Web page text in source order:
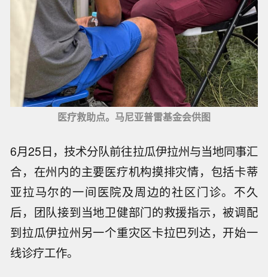
医疗救助点。马尼亚普雷基金会供图
6月25日，技术分队前往拉瓜伊拉州与当地同事汇
合，在州内的主要医疗机构摸排灾情，包括卡蒂
亚拉马尔的一间医院及周边的社区门诊。不久
后，团队接到当地卫健部门的救援指示，被调配
到拉瓜伊拉州另一个重灾区卡拉巴列达，开始一
线诊疗工作。